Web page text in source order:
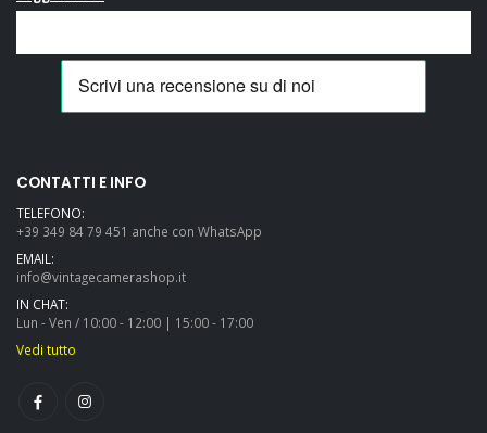
CONTATTI E INFO
TELEFONO:
+39 349 84 79 451 anche con WhatsApp
EMAIL:
info@vintagecamerashop.it
IN CHAT:
Lun - Ven / 10:00 - 12:00 | 15:00 - 17:00
Vedi tutto